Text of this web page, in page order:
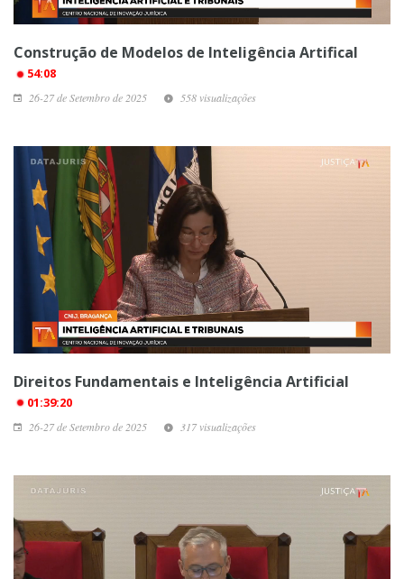
Construção de Modelos de Inteligência Artifical
54:08
26-27 de Setembro de 2025 558 visualizações
Direitos Fundamentais e Inteligência Artificial
01:39:20
26-27 de Setembro de 2025 317 visualizações